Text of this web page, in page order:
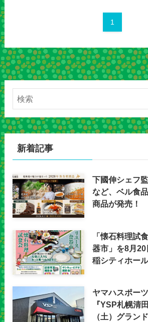
1
新着記事
下國伸シェフ
など、ベル食
商品が発売！
「懐石料理試
器市」を8月
稲シティホー
ヤマハスポー
『YSP札幌清
（土）グラン